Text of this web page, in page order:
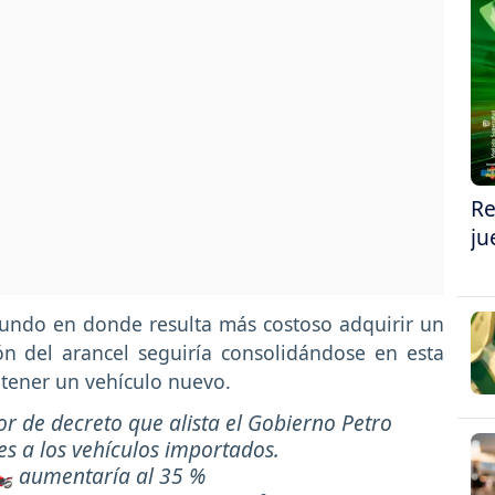
en donde resulta más costoso adquirir un
del arancel seguiría consolidándose en esta
un vehículo nuevo.
de decreto que alista el Gobierno Petro
a los vehículos importados.
aumentaría al 35 %